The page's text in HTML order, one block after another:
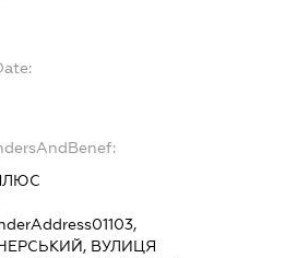
01103,
ВУЛИЦЯ